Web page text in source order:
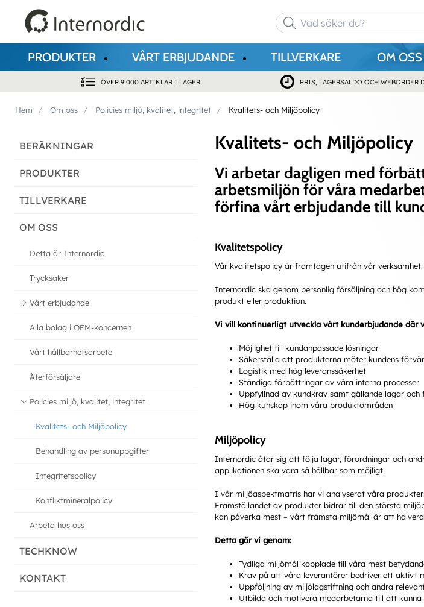
PRODUKTER VÅRT ERBJUDANDE TILLVERKARE OM OSS
ÖVER 9 000 ARTIKLAR I LAGER PRIS, LAGERSALDO OCH WEBORDER
Hem Om oss Policies miljö, kvalitet, integritet Kvalitets- och Miljöpolicy
BERÄKNINGAR
PRODUKTER
TILLVERKARE
OM OSS
Detta är Internordic
Trycksaker
Vårt erbjudande
Alla bolag i OEM-koncernen
Vårt hållbarhetsarbete
Återförsäljare
Policies miljö, kvalitet, integritet
Kvalitets- och Miljöpolicy
Behandling av personuppgifter
Integritetspolicy
Konfliktmineralpolicy
Arbeta hos oss
TECHKNOW
KONTAKT
Kvalitets- och Miljöpolicy
Vi arbetar dagligen med
arbetsmiljön för våra
förfina vårt erbjudande till
Kvalitetspolicy
Vår kvalitetspolicy är framtagen utifrån vår verksamhet.
Internordic ska genom personlig försäljning och hög
produkt eller produktion.
Vi vill kontinuerligt utveckla vårt kunderbjudande där
Möjlighet till kundanpassade lösningar
Säkerställa att produkterna möter kundens
Logistik med hög leveranssäkerhet
Ständiga förbättringar av våra interna processer
Uppfyllnad av kundkrav samt gällande lagar och
Hög kunskap inom våra produktområden
Miljöpolicy
Internordic åtar sig att följa lagar, förordningar och
applikationen ska vara så hållbar som möjligt.
I vår miljöaspektmatris har vi analyserat våra
Framställandet av produkter bidrar till den största
kan påverka mest – vårt främsta miljömål är att
Detta gör vi genom:
Tydliga miljömål kopplade till våra mest
Krav på att våra leverantörer bedriver ett aktivt
Uppföljning av miljölagstiftning och andra
Utbilda och motivera medarbetarna till att